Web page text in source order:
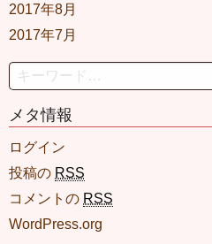
2017年8月
2017年7月
Search
メタ情報
ログイン
投稿の RSS
コメントの RSS
WordPress.org